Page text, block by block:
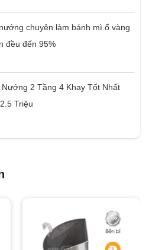
chuyên làm bánh mì ổ vàng
đều đến 95%
Nướng 2 Tầng 4 Khay Tốt Nhất
Triệu